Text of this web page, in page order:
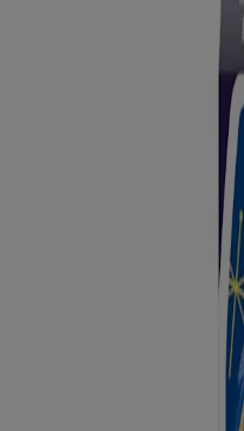
Décorés de motifs colorés et
personnages Joie, Peur,
succès Inside Out 2, ces
amusants. Ces pansements
formats, tous parfaits pour
excellent ajout à toute trousse
Détails sur le
Sans latex de caoutchouc